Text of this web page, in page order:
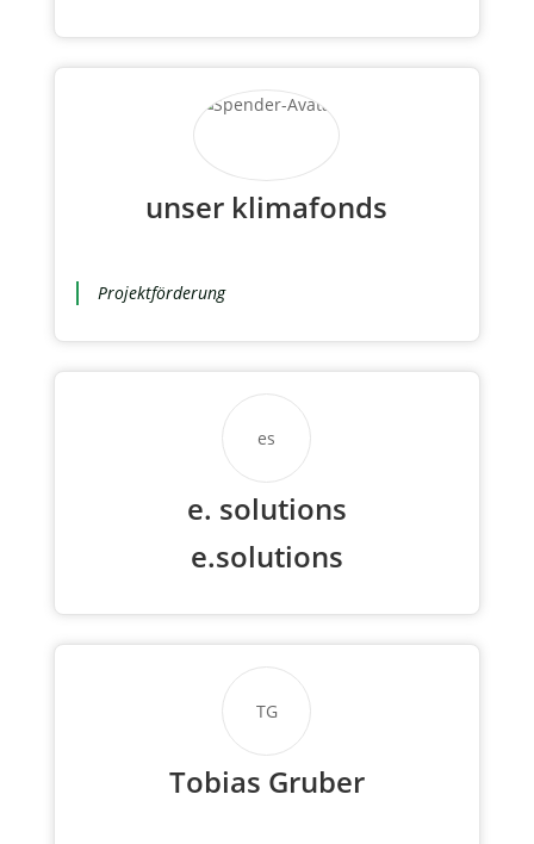
unser klimafonds
Projektförderung
es
e. solutions
e.solutions
TG
Tobias Gruber